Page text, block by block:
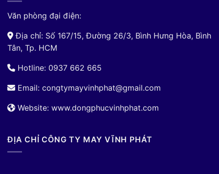
Văn phòng đại điện:
Địa chỉ: Số 167/15, Đường 26/3, Bình Hưng Hòa, Bình
Tân, Tp. HCM
Hotline: 0937 662 665
Email: congtymayvinhphat@gmail.com
Website: www.dongphucvinhphat.com
ĐỊA CHỈ CÔNG TY MAY VĨNH PHÁT